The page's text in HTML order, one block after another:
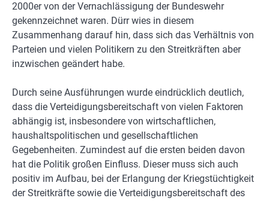
2000er von der Vernachlässigung der Bundeswehr
gekennzeichnet waren. Dürr wies in diesem
Zusammenhang darauf hin, dass sich das Verhältnis von
Parteien und vielen Politikern zu den Streitkräften aber
inzwischen geändert habe.
Durch seine Ausführungen wurde eindrücklich deutlich,
dass die Verteidigungsbereitschaft von vielen Faktoren
abhängig ist, insbesondere von wirtschaftlichen,
haushaltspolitischen und gesellschaftlichen
Gegebenheiten. Zumindest auf die ersten beiden davon
hat die Politik großen Einfluss. Dieser muss sich auch
positiv im Aufbau, bei der Erlangung der Kriegstüchtigkeit
der Streitkräfte sowie die Verteidigungsbereitschaft des